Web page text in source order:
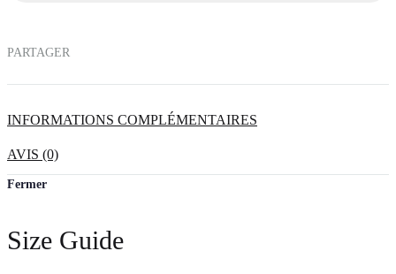
PARTAGER
INFORMATIONS COMPLÉMENTAIRES
AVIS (0)
Fermer
Size Guide